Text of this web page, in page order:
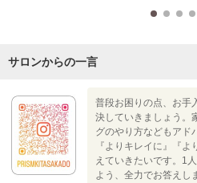
サロンからの一言
普段お困りの点、お手
決していきましょう。
グのやり方などもアド
『よりキレイに』『
えていきたいです。1
よう、全力でお答え